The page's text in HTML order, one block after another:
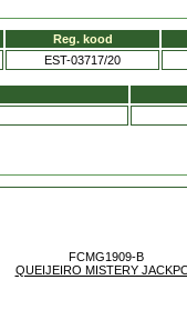
Reg. kood
EST-03717/20
FCMG1909-B
QUEIJEIRO MISTERY